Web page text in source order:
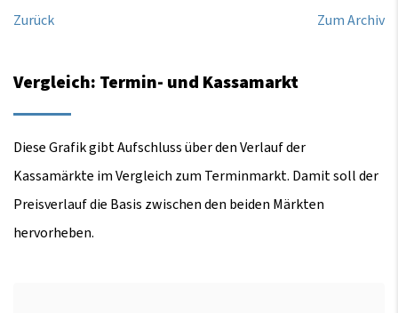
Zurück Zum Archiv
Vergleich: Termin- und Kassamarkt
Diese Grafik gibt Aufschluss über den Verlauf der
Kassamärkte im Vergleich zum Terminmarkt. Damit soll der
Preisverlauf die Basis zwischen den beiden Märkten
hervorheben.